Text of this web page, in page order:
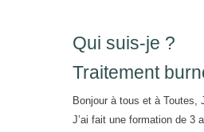
Qui suis-je ?
Traitement
Bonjour à tous et à Toutes,
J’ai fait une formation de 3